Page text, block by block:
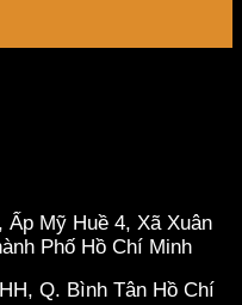
Ấp Mỹ Huề 4, Xã Xuân
Phố Hồ Chí Minh
Q. Bình Tân Hồ Chí